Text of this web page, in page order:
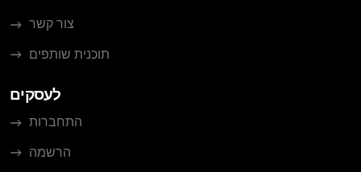
צור קשר
תוכנית שותפים
לעסקים
התחברות
הרשמה